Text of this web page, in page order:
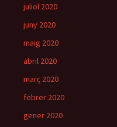
juliol 2020
juny 2020
maig 2020
abril 2020
març 2020
febrer 2020
gener 2020